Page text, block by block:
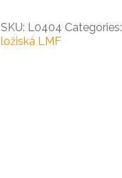
Lineárne
ložisko
SKU: L0404 Categories:
ložiská LMF